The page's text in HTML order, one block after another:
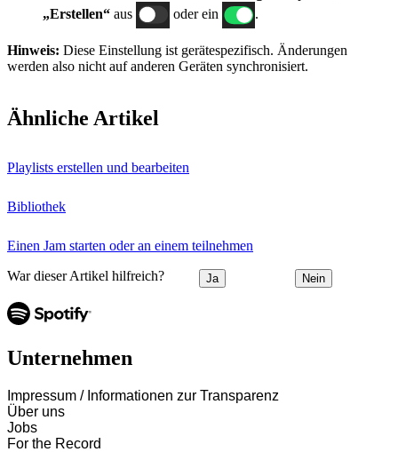
„Erstellen“ aus oder ein .
Hinweis: Diese Einstellung ist gerätespezifisch. Änderungen
werden also nicht auf anderen Geräten synchronisiert.
Ähnliche Artikel
Playlists erstellen und bearbeiten
Bibliothek
Einen Jam starten oder an einem teilnehmen
War dieser Artikel hilfreich? Ja Nein
Unternehmen
Impressum / Informationen zur Transparenz
Über uns
Jobs
For the Record